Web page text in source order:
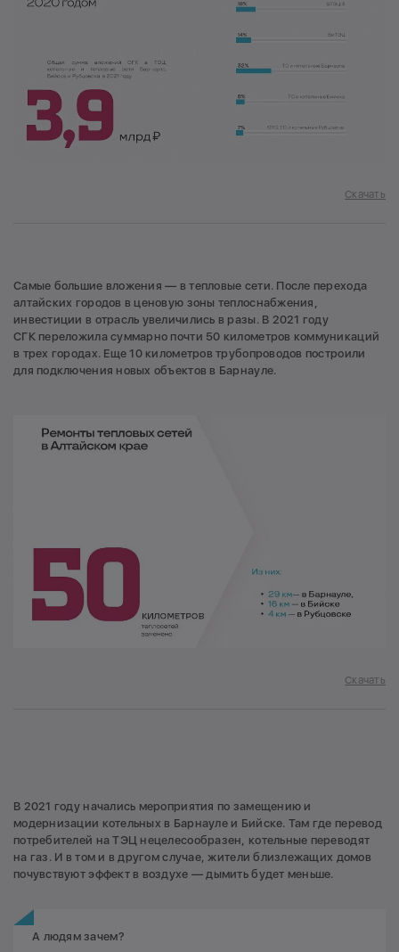
Скачать
Самые большие вложения — в тепловые сети. После перехода
алтайских городов в ценовую зоны теплоснабжения,
инвестиции в отрасль увеличились в разы. В 2021 году
СГК переложила суммарно почти 50 километров коммуникаций
в трех городах. Еще 10 километров трубопроводов построили
для подключения новых объектов в Барнауле.
Скачать
В 2021 году начались мероприятия по замещению и
модернизации котельных в Барнауле и Бийске. Там где перевод
потребителей на ТЭЦ нецелесообразен, котельные переводят
на газ. И в том и в другом случае, жители близлежащих домов
почувствуют эффект в воздухе — дымить будет меньше.
А людям зачем?